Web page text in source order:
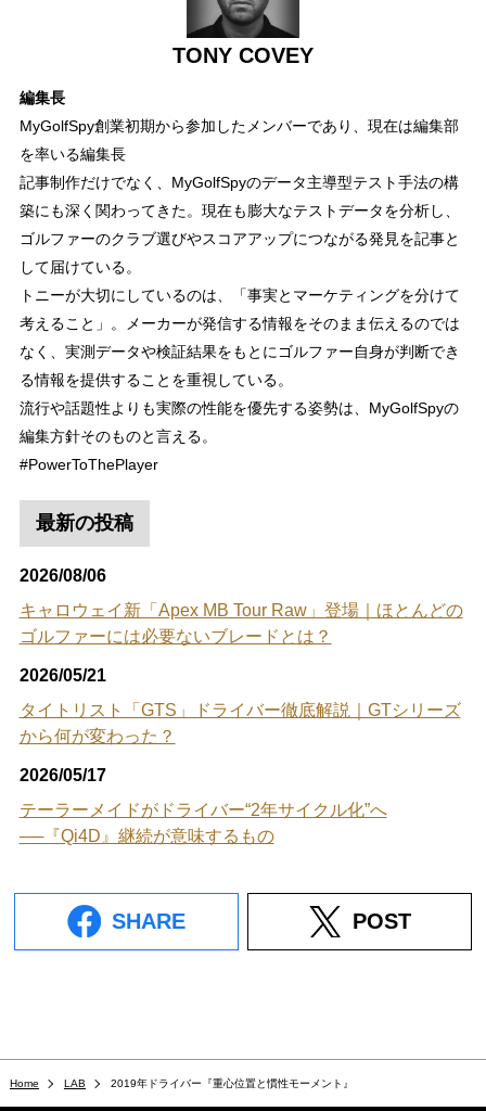
TONY COVEY
編集長
MyGolfSpy創業初期から参加したメンバーであり、現在は編集部
を率いる編集長
記事制作だけでなく、MyGolfSpyのデータ主導型テスト手法の構
築にも深く関わってきた。現在も膨大なテストデータを分析し、
ゴルファーのクラブ選びやスコアアップにつながる発見を記事と
して届けている。
トニーが大切にしているのは、「事実とマーケティングを分けて
考えること」。メーカーが発信する情報をそのまま伝えるのでは
なく、実測データや検証結果をもとにゴルファー自身が判断でき
る情報を提供することを重視している。
流行や話題性よりも実際の性能を優先する姿勢は、MyGolfSpyの
編集方針そのものと言える。
#PowerToThePlayer
最新の投稿
2026/08/06
キャロウェイ新「Apex MB Tour Raw」登場｜ほとんどの
ゴルファーには必要ないブレードとは？
2026/05/21
タイトリスト「GTS」ドライバー徹底解説｜GTシリーズ
から何が変わった？
2026/05/17
テーラーメイドがドライバー“2年サイクル化”へ
──『Qi4D』継続が意味するもの
SHARE POST
Home LAB 2019年ドライバー『重心位置と慣性モーメント』